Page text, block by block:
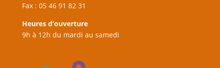
Fax : 05 46 91 82 31
Heures d’ouverture
9h à 12h du mardi au samedi